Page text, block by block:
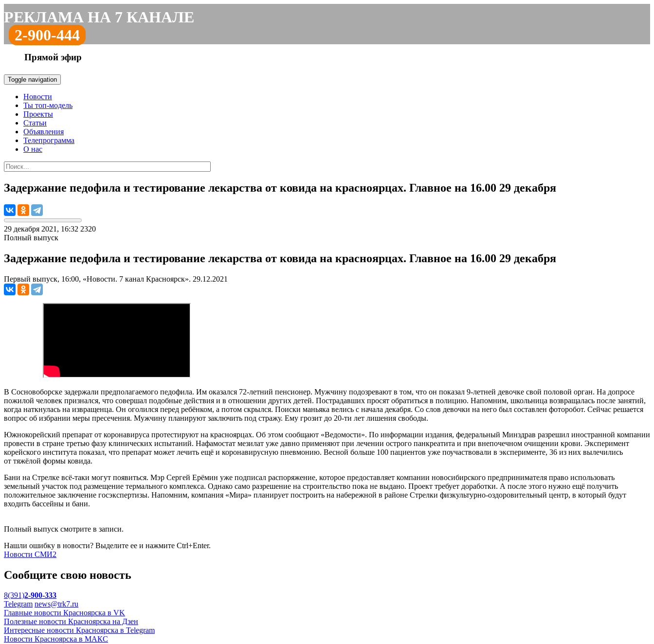
РЕКЛАМА НА 7 КАНАЛЕ
2-900-444
Прямой эфир
Toggle navigation
Новости
Ты топ-модель
Проекты
Статьи
Объявления
Телепрограмма
О нас
Задержание педофила и тестирование лекарства от ковида на красноярцах. Главное на 16.00 29 декабря
29 декабря 2021, 16:32 2320
Полный выпуск
Задержание педофила и тестирование лекарства от ковида на красноярцах. Главное на 16.00 29 декабря
Первый выпуск, 16:00, «Новости. 7 канал Красноярск». 29.12.2021
В Сосновоборске задержали предполагаемого педофила. Им оказался 72-летний пенсионер. Мужчину подозревают в том, что он показал 9-летней девочке свой половой орган. На допросе
пожилой человек признался, что совершал подобные действия и в отношении других детей. Пострадавших просят обратиться в полицию. Напомним, школьница возвращалась после занятий,
когда наткнулась на извращенца. Он оголился перед ребёнком, а потом скрылся. Поиски маньяка велись с начала декабря. Со слов девочки на него был составлен фоторобот. Сейчас решается
вопрос об избрании меры пресечения. Мужчину планируют заключить под стражу. Ему грозит до 20-ти лет лишения свободы.
Южнокорейский препарат от коронавируса протестируют на красноярцах. Об этом сообщают «Ведомости». По информации издания, федеральный Минздрав разрешил иностранной компании
провести в стране третью фазу клинических испытаний. Нафамостат мезилат уже давно применяют при лечении острого панкреатита и при внепочечном очищении крови. Эксперимент
корейского института показал, что препарат может лечить ещё и коронавирусную пневмонию. Весной больше 100 пациентов уже поучаствовали в эксперименте, 36 из них вылечились
от тяжёлой формы ковида.
Бани на Стрелке всё-таки могут появиться. Мэр Сергей Ерёмин уже подписал распоряжение, которое предоставляет компании новосибирского предпринимателя право использовать
земельный участок под размещение термального комплекса. Однако само разрешение на строительство пока не выдано. Проект требует доработки. А после этого нужно ещё получить
положительное заключение госэкспертизы. Напомним, компания «Мира» планирует построить на набережной в районе Стрелки физкультурно-оздоровительный центр, в который будут
входить бассейны и бани.
Полный выпуск смотрите в записи.
Нашли ошибку в новости? Выделите ее и нажмите Ctrl+Enter.
Новости СМИ2
Сообщите свою новость
8(391)2-900-333
Telegram news@trk7.ru
Главные новости Красноярска в VK
Полезные новости Красноярска на Дзен
Интересные новости Красноярска в Telegram
Новости Красноярска в МАКС